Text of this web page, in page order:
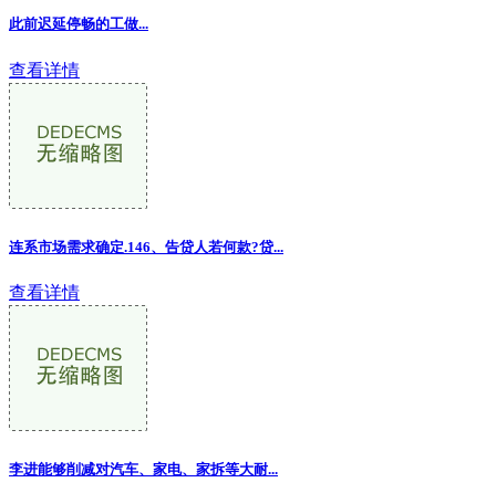
此前迟延停畅的工做...
查看详情
连系市场需求确定.146、告贷人若何款?贷...
查看详情
李进能够削减对汽车、家电、家拆等大耐...